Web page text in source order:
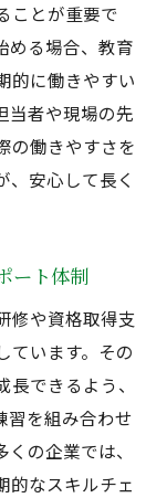
ことが重要で
める場合、教育
的に働きやすい
当者や現場の先
の働きやすさを
、安心して長く
ート体制
修や資格取得支
ています。その
できるよう、
習を組み合わせ
の企業では、
的なスキルチェ